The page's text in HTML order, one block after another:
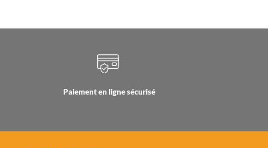
Paiement en ligne sécurisé